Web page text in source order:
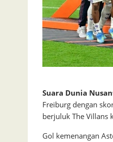
Suara Dunia
Freiburg dengan
berjuluk The Villans
Gol kemenangan